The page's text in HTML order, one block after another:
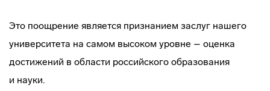
Это поощрение является признанием заслуг нашего
университета на самом высоком уровне – оценка
достижений в области российского образования
и науки.